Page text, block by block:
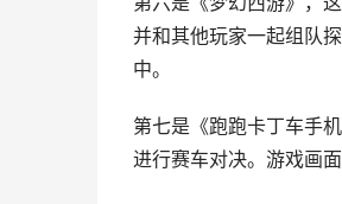
并和其他玩家一起组队
中。
第七是《跑跑卡丁车手
进行赛车对决。游戏画